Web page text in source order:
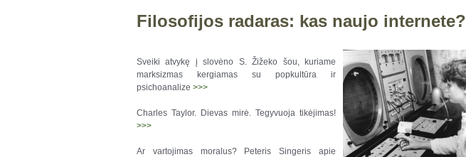
Filosofijos radaras: kas naujo internete?
Sveiki atvykę į slovėno S. Žižeko šou, kuriame
marksizmas kergiamas su popkultūra ir
psichoanalize >>>
Charles Taylor. Dievas mirė. Tegyvuoja tikėjimas!
>>>
Ar vartojimas moralus? Peteris Singeris apie